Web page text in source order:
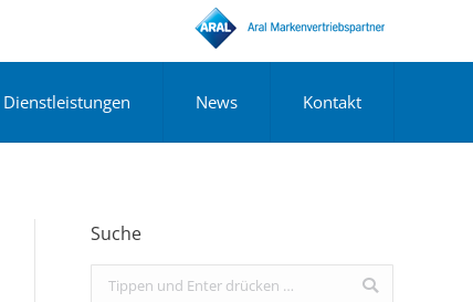
Dienstleistungen News Kontakt
Suche
Search: